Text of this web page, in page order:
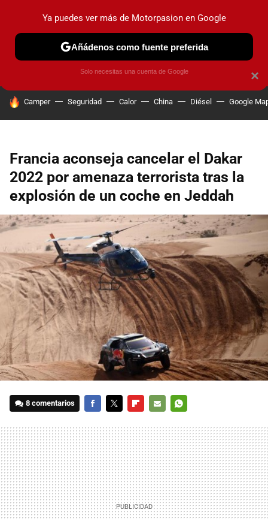
PRUEBAS COCHES ELÉCTRICOS OBSERVATORIO
HOY SE HABLA DE
Camper Seguridad Calor China Diésel Google
Francia aconseja cancelar el Dakar
2022 por amenaza terrorista tras la
explosión de un coche en Jeddah
8 comentarios
MAIL
×
Ya puedes ver más de Motorpasion en Google
Añádenos como fuente preferida
Solo necesitas una cuenta de Google